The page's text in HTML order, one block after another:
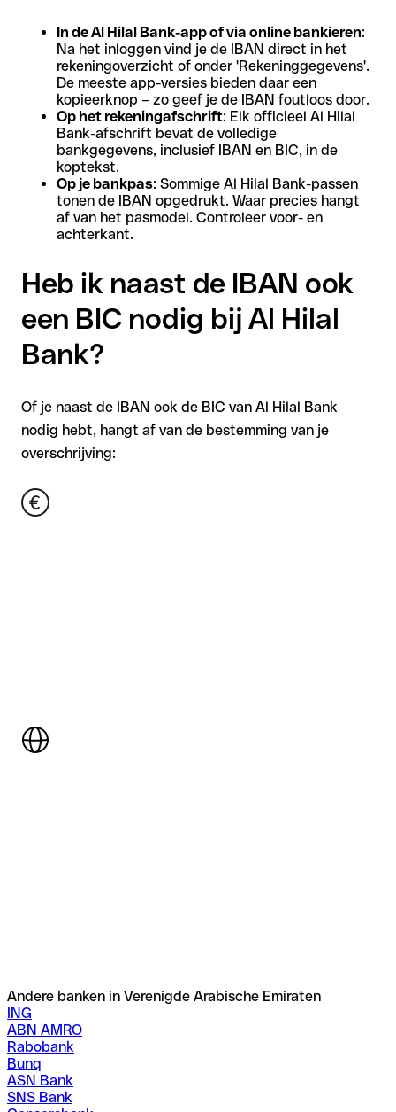
In de Al Hilal Bank-app of via online bankieren:
Na het inloggen vind je de IBAN direct in het
rekeningoverzicht of onder 'Rekeninggegevens'.
De meeste app-versies bieden daar een
kopieerknop – zo geef je de IBAN foutloos door.
Op het rekeningafschrift: Elk officieel Al Hilal
Bank-afschrift bevat de volledige
bankgegevens, inclusief IBAN en BIC, in de
koptekst.
Op je bankpas: Sommige Al Hilal Bank-passen
tonen de IBAN opgedrukt. Waar precies hangt
af van het pasmodel. Controleer voor- en
achterkant.
Heb ik naast de IBAN ook
een BIC nodig bij Al Hilal
Bank?
Of je naast de IBAN ook de BIC van Al Hilal Bank
nodig hebt, hangt af van de bestemming van je
overschrijving:
Andere banken in Verenigde Arabische Emiraten
ING
ABN AMRO
Rabobank
Bunq
ASN Bank
SNS Bank